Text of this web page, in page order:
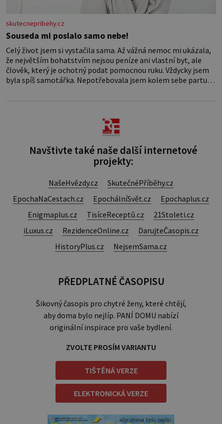
skutecnepribehy.cz
Souseda mi poslalo samo nebe!
Celý život jsem si vystačila sama. Až vážná nemoc mi ukázala,
že největším bohatstvím nejsou peníze ani vlastní byt, ale
člověk, který je ochotný podat pomocnou ruku. Vždycky jsem
byla spíš samotářka. Nepotřebovala jsem kolem sebe partu
Navštivte také naše další internetové
projekty:
NašeHvězdy.cz
SkutečnéPříběhy.cz
EpochaNaCestach.cz
EpochálníSvět.cz
Epochaplus.cz
Enigmaplus.cz
TisíceReceptů.cz
21Stoleti.cz
iLuxus.cz
RezidenceOnline.cz
DarujteČasopis.cz
HistoryPlus.cz
NejsemSama.cz
PŘEDPLATNÉ ČASOPISU
Šikovný časopis pro chytré ženy, které chtějí,
aby doma bylo nejlíp. PANÍ DOMU nabízí
originální inspirace pro vaše bydlení.
ZVOLTE PROSÍM VARIANTU
TIŠTĚNÁ VERZE
ELEKTRONICKÁ VERZE